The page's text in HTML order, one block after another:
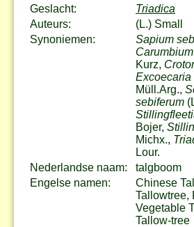
Geslacht:
Triadica
Auteurs:
(L.) Small
Synoniemen:
Sapium
Kurz,
Excoecaria
Müll.Arg.,
sebiferum
Bojer,
Michx.,
Lour.
Nederlandse naam:
talgboom
Engelse namen:
Chinese
Tallowtree,
Vegetable
Tallow-tree